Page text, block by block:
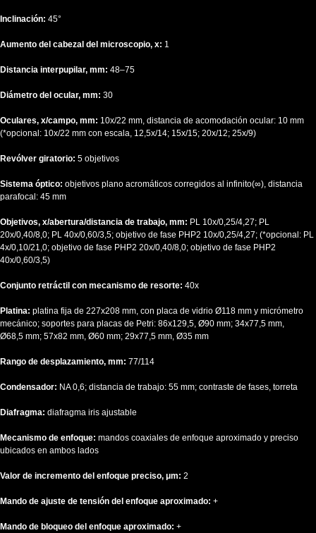
Inclinación: 45°
Aumento del cabezal del microscopio, x: 1
Distancia interpupilar, mm: 48–75
Diámetro del ocular, mm: 30
Oculares, x/campo, mm: 10х/22 mm, distancia de acomodación ocular: 10 mm
(*opcional: 10x/22 mm con escala, 12,5x/14; 15x/15; 20x/12; 25x/9)
Revólver giratorio: 5 objetivos
Sistema óptico: objetivos plano acromáticos corregidos al infinito(∞), distancia
parafocal: 45 mm
Objetivos, x/abertura/distancia de trabajo, mm: PL 10x/0,25/4,27; PL
20х/0,40/8,0; PL 40x/0,60/3,5; objetivo de fase PHP2 10х/0,25/4,27; (*opcional: PL
4x/0,10/21,0; objetivo de fase PHP2 20х/0,40/8,0; objetivo de fase PHP2
40x/0,60/3,5)
Conjunto retráctil con mecanismo de resorte: 40х
Platina: platina fija de 227x208 mm, con placa de vidrio Ø118 mm y micrómetro
mecánico; soportes para placas de Petri: 86x129,5, Ø90 mm; 34x77,5 mm,
Ø68,5 mm; 57x82 mm, Ø60 mm; 29x77,5 mm, Ø35 mm
Rango de desplazamiento, mm: 77/114
Condensador: NA 0,6; distancia de trabajo: 55 mm; contraste de fases, torreta
Diafragma: diafragma iris ajustable
Mecanismo de enfoque: mandos coaxiales de enfoque aproximado y preciso
ubicados en ambos lados
Valor de incremento del enfoque preciso, μm: 2
Mando de ajuste de tensión del enfoque aproximado: +
Mando de bloqueo del enfoque aproximado: +